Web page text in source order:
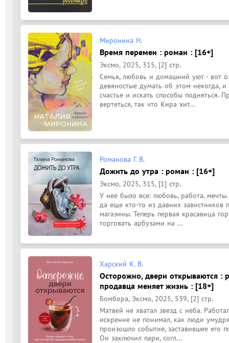
Миронина Н.
Время перемен : роман : [16+]
Эксмо, 2025, 315, [2] стр.
Семья, любовь и домашний уют - вот
девяностые думать об этом некогда,
счастье и искать способы подняться.
вертеться, так что Кира хит...
Романова Г. В.
Дожить до утра : роман : [16+]
Эксмо, 2025, 315, [1] стр.
У нее было все: любовь, работа,
да еще кто-то из давних завистников
магазины. Теперь первая красавица
торговать арбузами на ...
Харский К. В.
Осторожно, двери открываются :
продавца меняет жизнь : [18+]
Бомбора, Эксмо, 2025, 539, [2] стр.
Матвей не хватал звезд с неба.
искренне не понимал, как люди
произошло событие, заставившее его
Он заключил пари, согл...